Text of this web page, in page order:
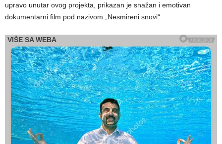
upravo unutar ovog projekta, prikazan je snažan i emotivan
dokumentarni film pod nazivom „Nesmireni snovi“.